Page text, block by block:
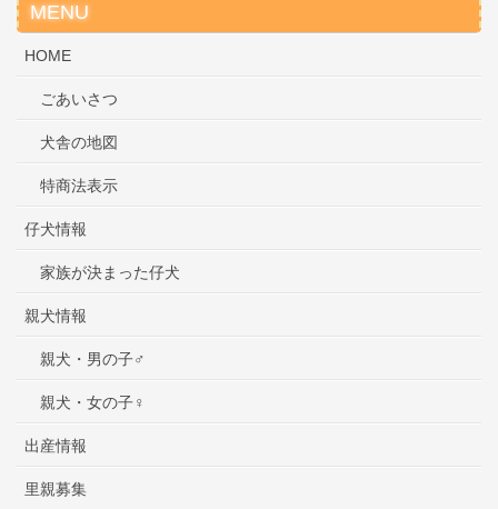
MENU
HOME
ごあいさつ
犬舎の地図
特商法表示
仔犬情報
家族が決まった仔犬
親犬情報
親犬・男の子♂
親犬・女の子♀
出産情報
里親募集